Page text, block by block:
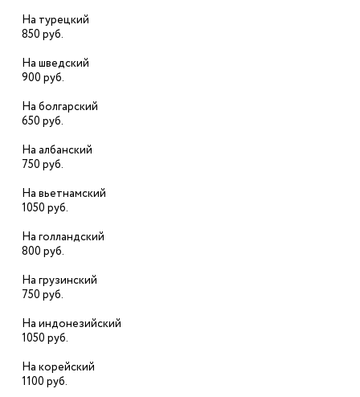
На турецкий
850 руб.
На шведский
900 руб.
На болгарский
650 руб.
На албанский
750 руб.
На вьетнамский
1050 руб.
На голландский
800 руб.
На грузинский
750 руб.
На индонезийский
1050 руб.
На корейский
1100 руб.